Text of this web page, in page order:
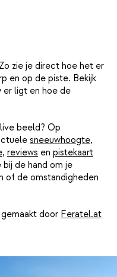
zie je direct hoe het er
en op de piste. Bekijk
er ligt en hoe de
beeld? Op
sneeuwhoogte,
, reviews en pistekaart
de hand om je
of de omstandigheden
door Feratel.at